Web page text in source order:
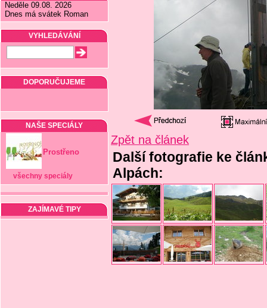
Neděle 09.08. 2026
Dnes má svátek Roman
VYHLEDÁVÁNÍ
DOPORUČUJEME
NAŠE SPECIÁLY
Prostřeno
všechny speciály
ZAJÍMAVÉ TIPY
Zpět na článek
Další fotografie ke
Alpách: